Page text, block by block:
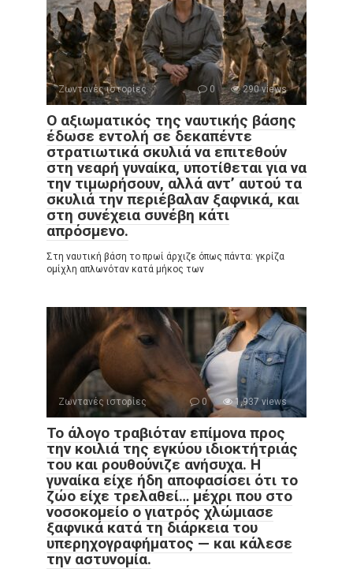
Ζωντανές ιστορίες 0 290 views
Ο αξιωματικός της ναυτικής βάσης
έδωσε εντολή σε δεκαπέντε
στρατιωτικά σκυλιά να επιτεθούν
στη νεαρή γυναίκα, υποτίθεται για να
την τιμωρήσουν, αλλά αντ’ αυτού τα
σκυλιά την περιέβαλαν ξαφνικά, και
στη συνέχεια συνέβη κάτι
απρόσμενο.
Στη ναυτική βάση το πρωί άρχιζε όπως πάντα: γκρίζα
ομίχλη απλωνόταν κατά μήκος των
Ζωντανές ιστορίες 0 1,937 views
Το άλογο τραβιόταν επίμονα προς
την κοιλιά της εγκύου ιδιοκτήτριάς
του και ρουθούνιζε ανήσυχα. Η
γυναίκα είχε ήδη αποφασίσει ότι το
ζώο είχε τρελαθεί… μέχρι που στο
νοσοκομείο ο γιατρός χλώμιασε
ξαφνικά κατά τη διάρκεια του
υπερηχογραφήματος — και κάλεσε
την αστυνομία.